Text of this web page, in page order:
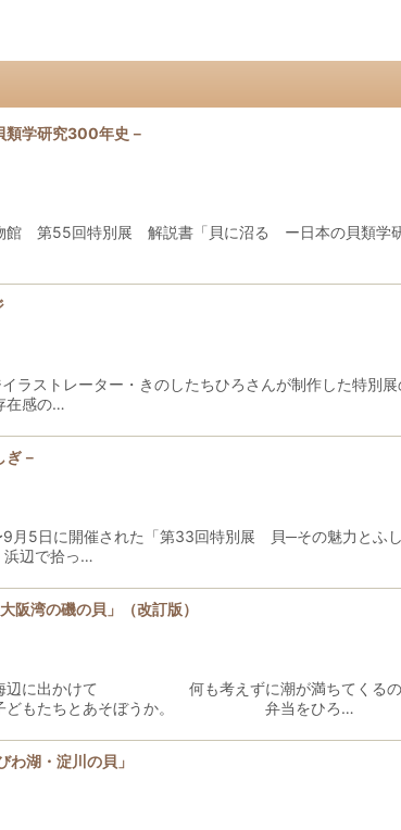
類学研究300年史－
館 第55回特別展 解説書「貝に沼る ー日本の貝類学
イラストレーター・きのしたちひろさんが制作した特別
在感の…
ぎ－
9月5日に開催された「第33回特別展 貝─その魅力とふ
辺で拾っ…
阪湾の磯の貝」（改訂版）
海辺に出かけて 何も考えずに潮が満ちてくる
ちとあそぼうか。 弁当をひろ…
わ湖・淀川の貝」